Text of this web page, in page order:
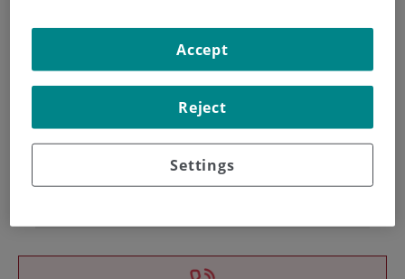
Investigación
Settings
Reject
Accept